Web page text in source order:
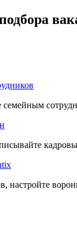
семейным
настройте